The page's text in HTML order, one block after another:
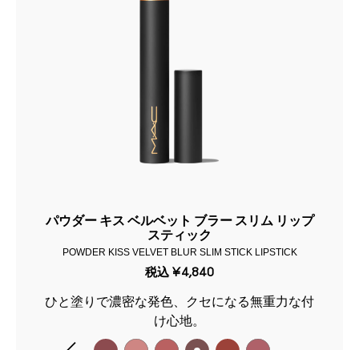
パウダー キス ベルベット ブラー スリム リップ
スティック
POWDER KISS VELVET BLUR SLIM STICK LIPSTICK
税込 ¥4,840
ひと塗りで濃密な発色、クセになる無重力な付
け心地。